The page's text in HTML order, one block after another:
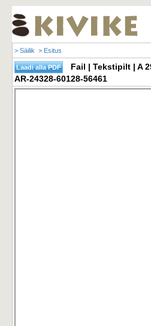
> Säilik > Esitus
Fail | Tekstipilt | A
AR-24328-60128-56461